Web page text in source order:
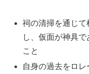
祠の清掃を通じ
し、仮面が神具
こと
自身の過去をロ